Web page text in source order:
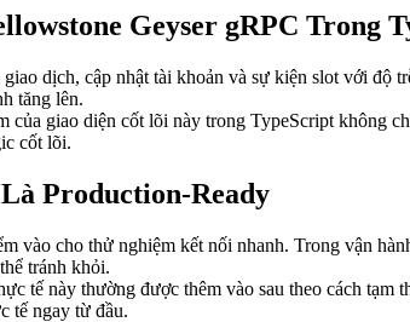
Geyser gRPC Trong
dịch, cập nhật tài khoản và sự kiện slot với
tăng lên.
của giao diện cốt lõi này trong TypeScript không
cốt lõi.
Production-Ready
vào cho thử nghiệm kết nối nhanh. Trong vận
tránh khỏi.
tế này thường được thêm vào sau theo cách
tế ngay từ đầu.